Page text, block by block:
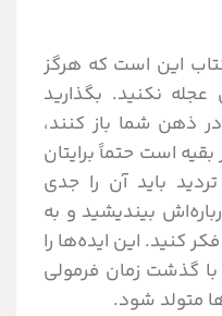
این است که هرگز
نکنید. بگذارید
ذهن شما باز کنند،
است حتماً برایتان
باید آن را جدی
بیندیشید و به
کنید. این ایده‌ها را
با گذشت زمان فرمولی
متولد شود.